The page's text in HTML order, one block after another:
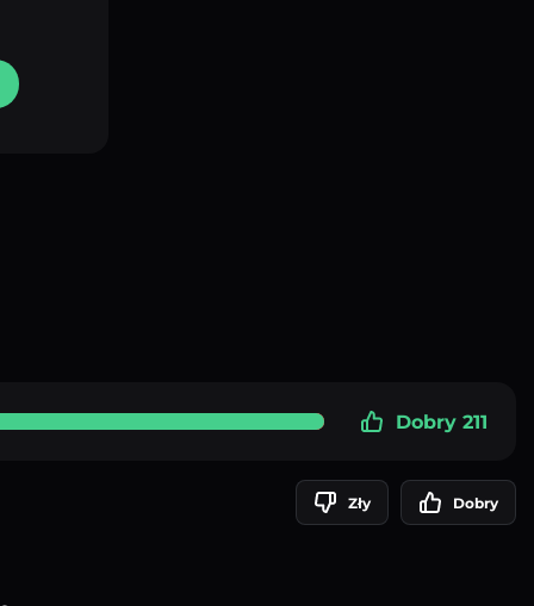
Dobry 211
Zły Dobry